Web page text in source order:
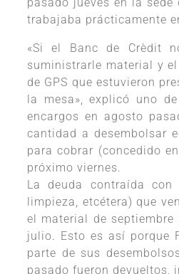
trabajaba prácticamente
«Si el Banc de Crèdit
suministrarle material y
de GPS que estuvieron
la mesa», explicó uno
encargos en agosto
cantidad a desembolsar
para cobrar (concedido
próximo viernes.
La deuda contraída
limpieza, etcétera) que
el material de
julio. Esto es así porque
parte de sus
pasado fueron devueltos,